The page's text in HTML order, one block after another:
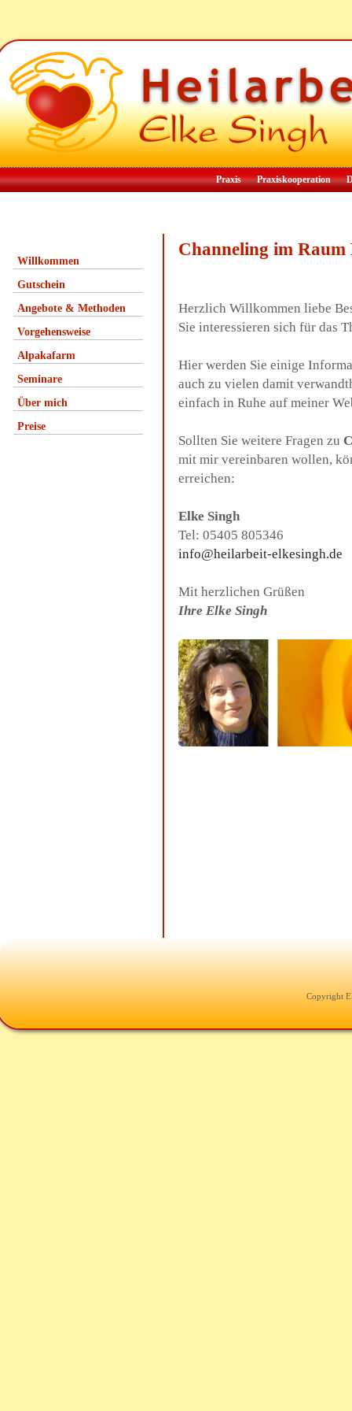
Praxis Praxiskooperation
Willkommen
Gutschein
Angebote & Methoden
Vorgehensweise
Alpakafarm
Seminare
Über mich
Preise
Channeling im Raum
Herzlich Willkommen liebe
Sie interessieren sich für das
Hier werden Sie einige
auch zu vielen damit
einfach in Ruhe auf meiner
Sollten Sie weitere Fragen zu
mit mir vereinbaren wollen,
erreichen:
Elke Singh
Tel: 05405 805346
info@heilarbeit-elkesingh.de
Mit herzlichen Grüßen
Ihre Elke Singh
Copyright